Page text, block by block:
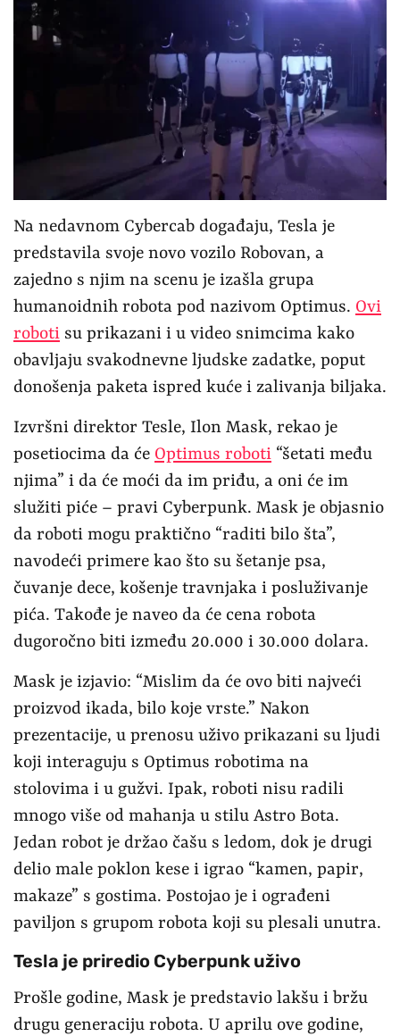
Na nedavnom Cybercab događaju, Tesla je
predstavila svoje novo vozilo Robovan, a
zajedno s njim na scenu je izašla grupa
humanoidnih robota pod nazivom Optimus. Ovi
roboti su prikazani i u video snimcima kako
obavljaju svakodnevne ljudske zadatke, poput
donošenja paketa ispred kuće i zalivanja biljaka.
Izvršni direktor Tesle, Ilon Mask, rekao je
posetiocima da će Optimus roboti “šetati među
njima” i da će moći da im priđu, a oni će im
služiti piće – pravi Cyberpunk. Mask je objasnio
da roboti mogu praktično “raditi bilo šta”,
navodeći primere kao što su šetanje psa,
čuvanje dece, košenje travnjaka i posluživanje
pića. Takođe je naveo da će cena robota
dugoročno biti između 20.000 i 30.000 dolara.
Mask je izjavio: “Mislim da će ovo biti najveći
proizvod ikada, bilo koje vrste.” Nakon
prezentacije, u prenosu uživo prikazani su ljudi
koji interaguju s Optimus robotima na
stolovima i u gužvi. Ipak, roboti nisu radili
mnogo više od mahanja u stilu Astro Bota.
Jedan robot je držao čašu s ledom, dok je drugi
delio male poklon kese i igrao “kamen, papir,
makaze” s gostima. Postojao je i ograđeni
paviljon s grupom robota koji su plesali unutra.
Tesla je priredio Cyberpunk uživo
Prošle godine, Mask je predstavio lakšu i bržu
drugu generaciju robota. U aprilu ove godine,